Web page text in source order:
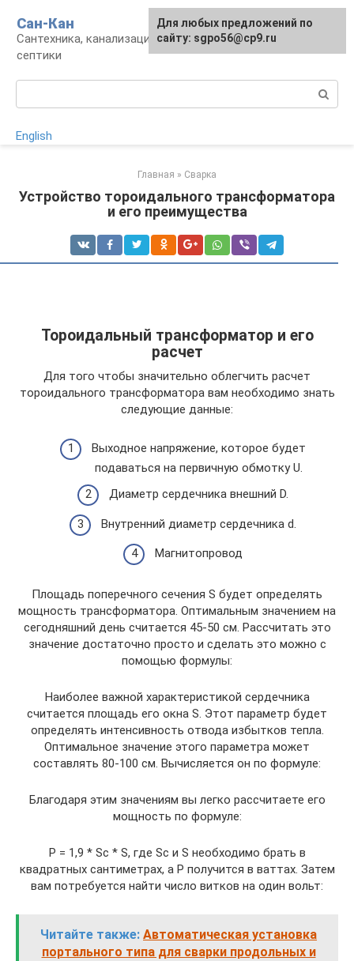
контенту
Сан-Кан
Сантехника, канализация, водопровод,
септики
English
Главная » Сварка
Устройство тороидального трансформатора
и его преимущества
Тороидальный трансформатор и его
расчет
Для того чтобы значительно облегчить расчет
тороидального трансформатора вам необходимо знать
следующие данные:
Выходное напряжение, которое будет
подаваться на первичную обмотку U.
Диаметр сердечника внешний D.
Внутренний диаметр сердечника d.
Магнитопровод
Площадь поперечного сечения S будет определять
мощность трансформатора. Оптимальным значением на
сегодняшний день считается 45-50 см. Рассчитать это
значение достаточно просто и сделать это можно с
помощью формулы:
Наиболее важной характеристикой сердечника
считается площадь его окна S. Этот параметр будет
определять интенсивность отвода избытков тепла.
Оптимальное значение этого параметра может
составлять 80-100 см. Вычисляется он по формуле:
Благодаря этим значениям вы легко рассчитаете его
мощность по формуле:
P = 1,9 * Sc * S, где Sc и S необходимо брать в
квадратных сантиметрах, а P получится в ваттах. Затем
вам потребуется найти число витков на один вольт:
Читайте также: Автоматическая установка
портального типа для сварки продольных и
Для любых предложений по
сайту: sgpo56@cp9.ru